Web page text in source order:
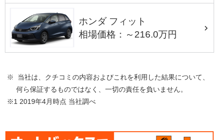
ホンダ フィット
相場価格：～216.0万円
※ 当社は、クチコミの内容およびこれを利用した結果について、
何ら保証するものではなく、一切の責任を負いません。
※1 2019年4月時点 当社調べ